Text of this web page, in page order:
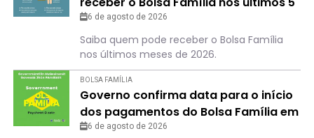
meses de 2026
6 de agosto de 2026
Saiba quem pode receber o Bolsa Família
nos últimos meses de 2026.
BOLSA FAMÍLIA
Governo confirma data para o início
dos pagamentos do Bolsa Família em
agosto
6 de agosto de 2026